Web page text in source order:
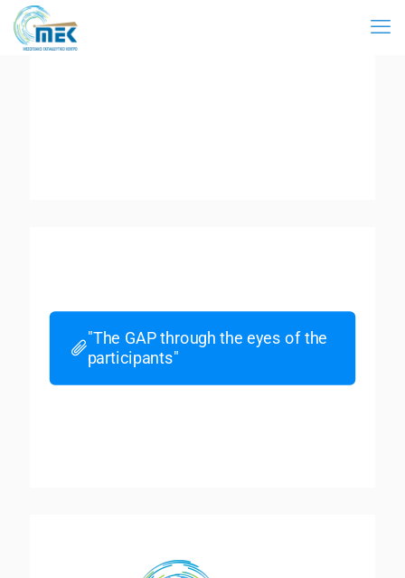
"The GAP through the eyes of the
participants"